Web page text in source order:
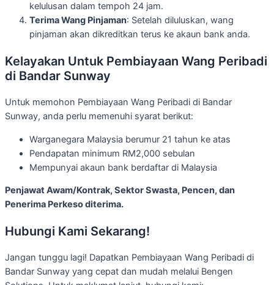
kelulusan dalam tempoh 24 jam.
Terima Wang Pinjaman: Setelah diluluskan, wang
pinjaman akan dikreditkan terus ke akaun bank anda.
Kelayakan Untuk Pembiayaan Wang Peribadi
di Bandar Sunway
Untuk memohon Pembiayaan Wang Peribadi di Bandar
Sunway, anda perlu memenuhi syarat berikut:
Warganegara Malaysia berumur 21 tahun ke atas
Pendapatan minimum RM2,000 sebulan
Mempunyai akaun bank berdaftar di Malaysia
Penjawat Awam/Kontrak, Sektor Swasta, Pencen, dan
Penerima Perkeso diterima.
Hubungi Kami Sekarang!
Jangan tunggu lagi! Dapatkan Pembiayaan Wang Peribadi di
Bandar Sunway yang cepat dan mudah melalui Bengen